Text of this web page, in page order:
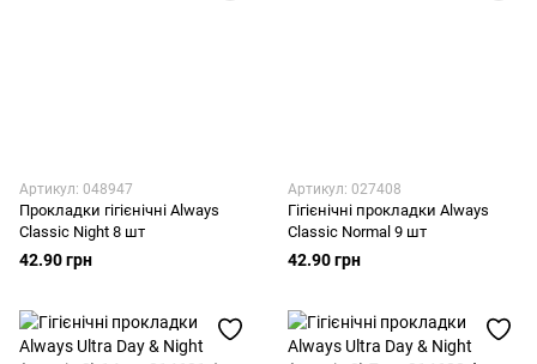
Артикул: 048947
Прокладки гігієнічні Always
Classic Night 8 шт
42.90 грн
Артикул: 027408
Гігієнічні прокладки Always
Classic Normal 9 шт
42.90 грн